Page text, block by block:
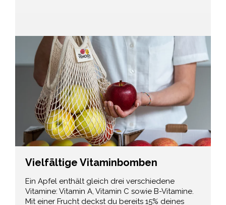
Vielfältige Vitaminbomben
Ein Apfel enthält gleich drei verschiedene
Vitamine: Vitamin A, Vitamin C sowie B-Vitamine.
Mit einer Frucht deckst du bereits 15% deines